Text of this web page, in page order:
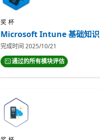
奖杯
Microsoft Intune 基础知识
完成时间 2025/10/21
通过的所有模块评估